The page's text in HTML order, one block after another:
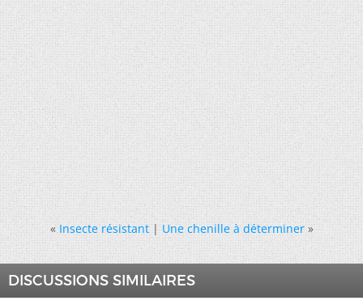
« Insecte résistant|Une chenille à déterminer »
DISCUSSIONS SIMILAIRES